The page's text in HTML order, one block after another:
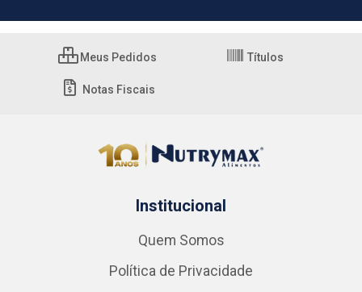
Meus Pedidos Títulos
Notas Fiscais
Institucional
Quem Somos
Política de Privacidade